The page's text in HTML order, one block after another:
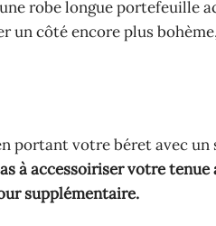
robe longue portefeuille
un côté encore plus
portant votre béret avec
à accessoiriser votre
supplémentaire.